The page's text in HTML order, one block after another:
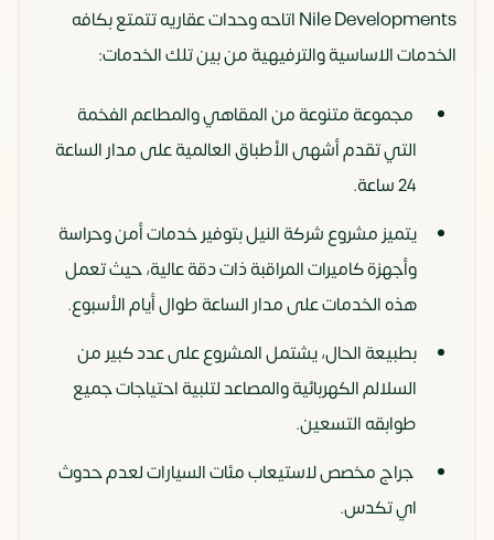
Nile Developments اتاحه وحدات عقاريه تتمتع بكافه
الخدمات الاساسية والترفيهية من بين تلك الخدمات:
مجموعة متنوعة من المقاهي والمطاعم الفخمة
التي تقدم أشهى الأطباق العالمية على مدار الساعة
24 ساعة.
يتميز مشروع شركة النيل بتوفير خدمات أمن وحراسة
وأجهزة كاميرات المراقبة ذات دقة عالية، حيث تعمل
هذه الخدمات على مدار الساعة طوال أيام الأسبوع.
بطبيعة الحال، يشتمل المشروع على عدد كبير من
السلالم الكهربائية والمصاعد لتلبية احتياجات جميع
طوابقه التسعين.
جراج مخصص لاستيعاب مئات السيارات لعدم حدوث
اي تكدس.